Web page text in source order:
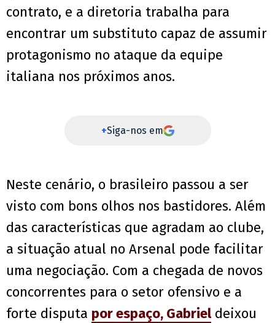
contrato, e a diretoria trabalha para
encontrar um substituto capaz de assumir
protagonismo no ataque da equipe
italiana nos próximos anos.
+Siga-nos em
Neste cenário, o brasileiro passou a ser
visto com bons olhos nos bastidores. Além
das características que agradam ao clube,
a situação atual no Arsenal pode facilitar
uma negociação. Com a chegada de novos
concorrentes para o setor ofensivo e a
forte disputa por espaço, Gabrieldeixou